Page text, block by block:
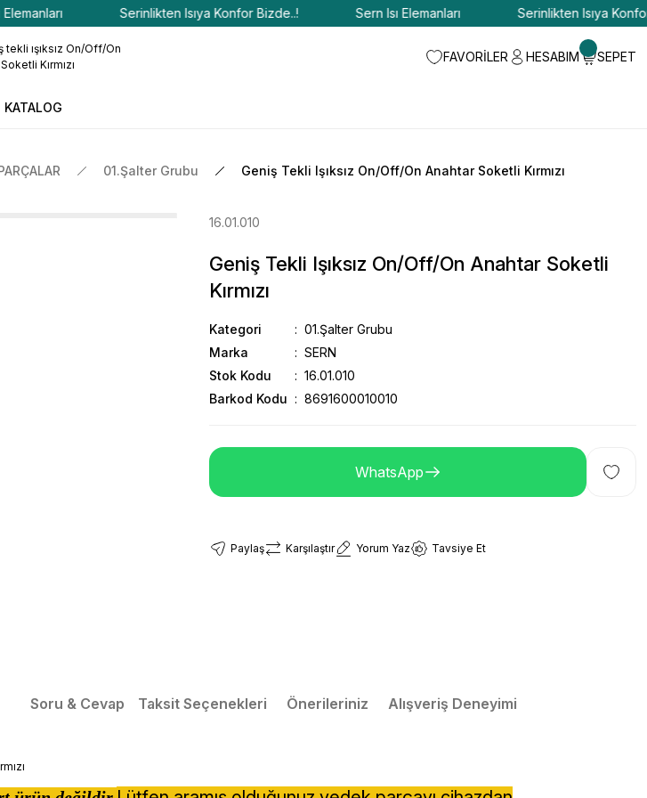
Serinlikten Isıya Konfor Bizde..! Sern Isı Elemanları Serinlikten Isıya Konfor
FAVORİLER HESABIM SEPET
KATALOG
01.Şalter Grubu Geniş Tekli Işıksız On/Off/On Anahtar Soketli Kırmızı
16.01.010
Geniş Tekli Işıksız On/Off/On Anahtar Soketli
Kırmızı
Kategori
01.Şalter Grubu
Marka
SERN
Stok Kodu
16.01.010
Barkod Kodu
8691600010010
WhatsApp
Paylaş Karşılaştır Yorum Yaz Tavsiye Et
Soru & Cevap Taksit Seçenekleri Önerileriniz Alışveriş Deneyimi